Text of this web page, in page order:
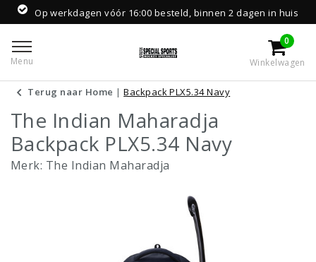
Op werkdagen vóór 16:00 besteld, binnen 2 dagen in huis
Menu
0
Winkelwagen
Terug naar Home |Backpack PLX5.34 Navy
The Indian Maharadja
Backpack PLX5.34 Navy
Merk: The Indian Maharadja